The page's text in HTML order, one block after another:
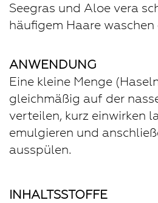
Seegras und Aloe vera
häufigem Haare
ANWENDUNG
Eine kleine Menge
gleichmäßig auf der
verteilen, kurz einwirken
emulgieren und
ausspülen.
INHALTSSTOFFE